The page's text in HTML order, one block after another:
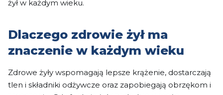
żył w każdym wieku.
Dlaczego zdrowie żył ma
znaczenie w każdym wieku
Zdrowe żyły wspomagają lepsze krążenie, dostarczają
tlen i składniki odżywcze oraz zapobiegają obrzękom i